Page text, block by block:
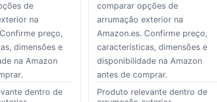
de
na
preço,
dimensões e
na Amazon
dentro de
comparar opções de
arrumação exterior na
Amazon.es. Confirme preço,
características, dimensões e
disponibilidade na Amazon
antes de comprar.
Produto relevante dentro de